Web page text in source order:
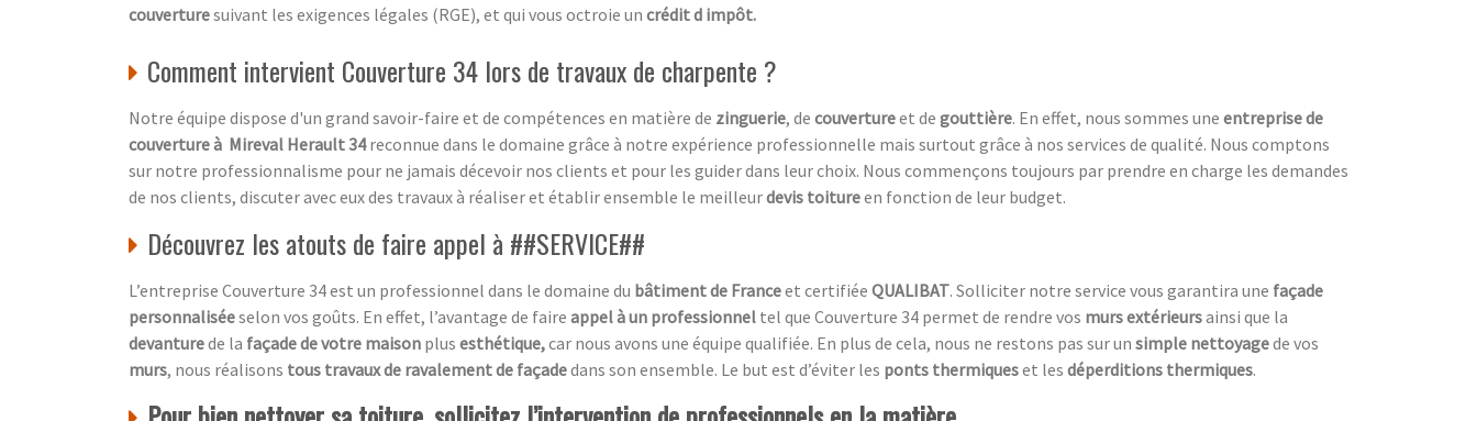
couverturesuivant les exigences légales (RGE), et qui vous octroie un crédit d impôt.
Comment intervient Couverture 34 lors de travaux de charpente ?
Notre équipe dispose d'un grand savoir-faire et de compétences en matière de zinguerie, de couvertureet de gouttière. En effet, nous sommes une entreprise de
couverture à Mireval Herault 34reconnue dans le domaine grâce à notre expérience professionnelle mais surtout grâce à nos services de qualité. Nous comptons
sur notre professionnalisme pour ne jamais décevoir nos clients et pour les guider dans leur choix. Nous commençons toujours par prendre en charge les demandes
de nos clients, discuter avec eux des travaux à réaliser et établir ensemble le meilleurdevis toitureen fonction de leur budget.
Découvrez les atouts de faire appel à ##SERVICE##
L’entreprise Couverture 34 est un professionnel dans le domaine du bâtiment de Franceet certifiée QUALIBAT. Solliciter notre service vous garantira une façade
personnaliséeselon vos goûts. En effet, l’avantage de faire appel à un professionnel tel que Couverture 34 permet de rendre vos murs extérieursainsi que la
devanturede la façade de votre maison plus esthétique,car nous avons une équipe qualifiée. En plus de cela, nous ne restons pas sur un simple nettoyagede vos
murs, nous réalisons tous travaux de ravalement de façadedans son ensemble. Le but est d’éviter les ponts thermiqueset les déperditions thermiques.